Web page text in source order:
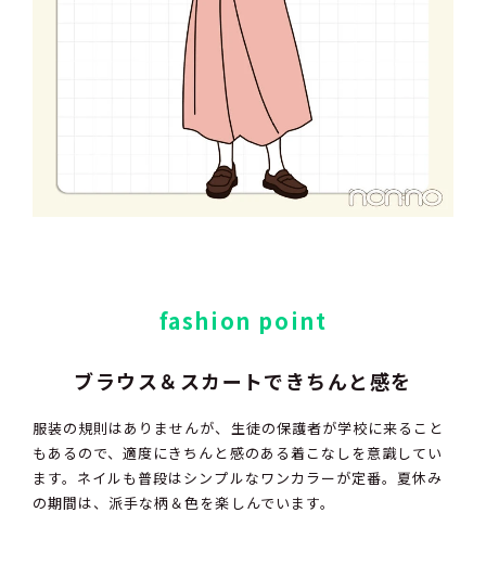
fashion point
ブラウス＆スカートできちんと感を
服装の規則はありませんが、生徒の保護者が学校に来ること
もあるので、適度にきちんと感のある着こなしを意識してい
ます。ネイルも普段はシンプルなワンカラーが定番。夏休み
の期間は、派手な柄＆色を楽しんでいます。